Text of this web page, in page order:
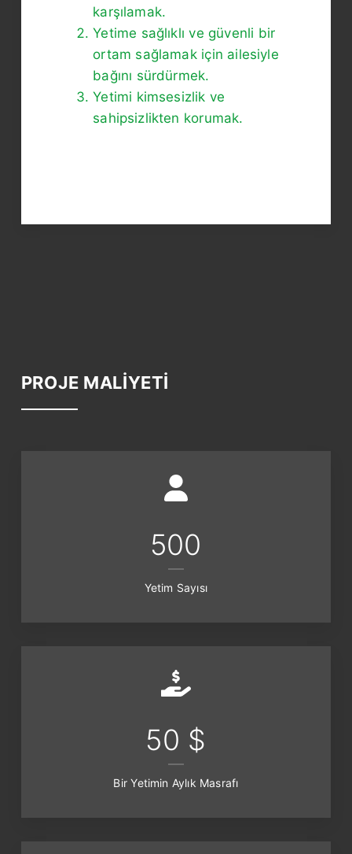
karşılamak.
Yetime sağlıklı ve güvenli bir
ortam sağlamak için ailesiyle
bağını sürdürmek.
Yetimi kimsesizlik ve
sahipsizlikten korumak.
PROJE MALİYETİ
500
Yetim Sayısı
50 $
Bir Yetimin Aylık Masrafı